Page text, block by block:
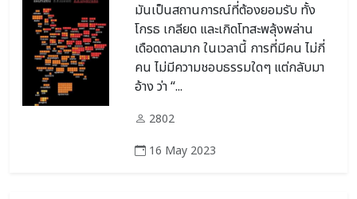
มันเป็นสถานการณ์ที่ต้องยอมรับ ทั้ง
โกรธ เกลียด และเกิดโทสะพลุ้งพล่าน
เดือดดาลมาก ในเวลานี้ การที่มีคน ไม่กี่
คน ไม่มีความชอบธรรมใดๆ แต่กลับมา
อ้าง ว่า “...
2802
16 May 2023